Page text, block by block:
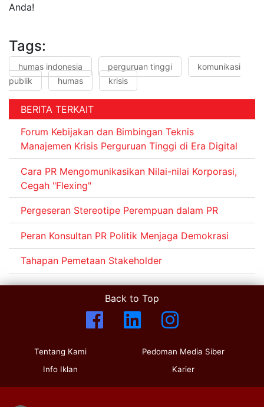
Anda!
Tags:
humas indonesia perguruan tinggi
komunikasi
publik
humas krisis
BERITA TERKAIT
Forum Kebijakan dan Bimbingan Teknis
Manajemen Krisis Perguruan Tinggi di Era Digital
Cara PR Mengomunikasikan Nilai-nilai Korporasi,
Cegah "Flexing"
Pergeseran Stereotipe Perempuan dalam PR
Peran Konsultan PR Politik Menjaga Demokrasi
Tahapan Pemetaan Stakeholder
Back to Top
Tentang Kami
Info Iklan
Pedoman Media Siber
Karier